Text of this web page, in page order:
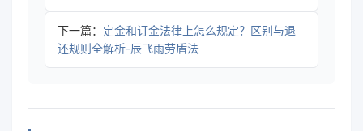
下一篇： 定金和订金法律上怎么规定？区别与退
还规则全解析-辰飞雨劳盾法